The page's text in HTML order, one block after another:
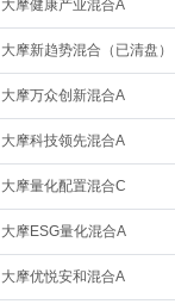
大摩健康产业混合A
大摩新趋势混合（已清盘）
大摩万众创新混合A
大摩科技领先混合A
大摩量化配置混合C
大摩ESG量化混合A
大摩优悦安和混合A